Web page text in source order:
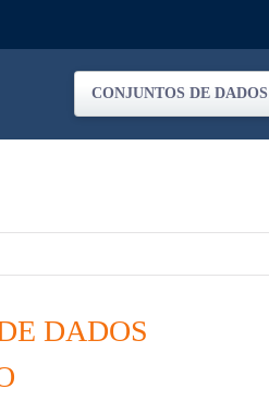
CONJUNTOS DE DADOS
DADOS